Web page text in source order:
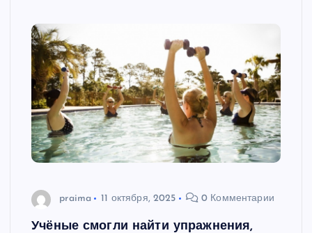
praima 11 октября, 2025 0 Комментарии
Учёные смогли найти упражнения,